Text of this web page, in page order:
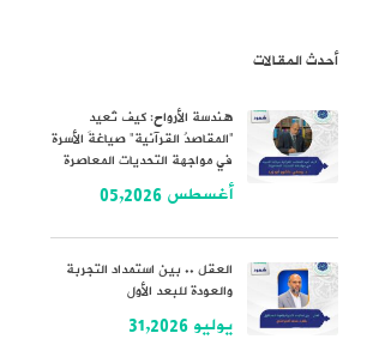
أحدث المقالات
هندسة الأرواح: كيف تُعيد
“المقاصدُ القرآنية” صياغةَ الأسرة
في مواجهة التحديات المعاصرة
أغسطس 05,2026
العقل .. بين استمداد التجربة
والعودة للبعد الأول
يوليو 31,2026